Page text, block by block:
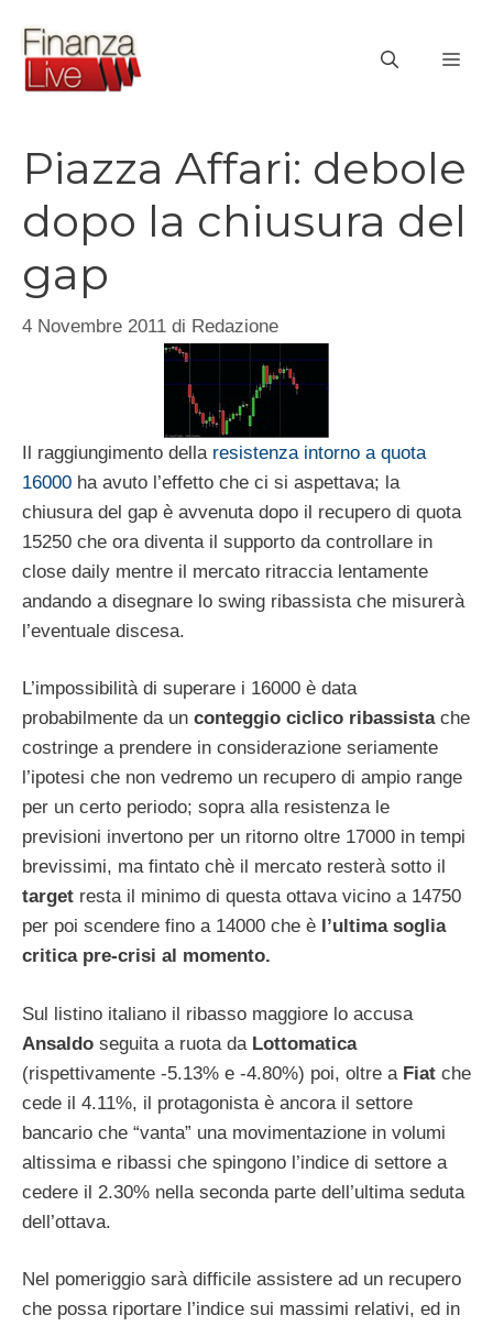
contenuto
Piazza Affari: debole
dopo la chiusura del
gap
4 Novembre 2011 di Redazione
Il raggiungimento della resistenza intorno a quota
16000 ha avuto l’effetto che ci si aspettava; la
chiusura del gap è avvenuta dopo il recupero di quota
15250 che ora diventa il supporto da controllare in
close daily mentre il mercato ritraccia lentamente
andando a disegnare lo swing ribassista che misurerà
l’eventuale discesa.
L’impossibilità di superare i 16000 è data
probabilmente da un conteggio ciclico ribassistache
costringe a prendere in considerazione seriamente
l’ipotesi che non vedremo un recupero di ampio range
per un certo periodo; sopra alla resistenza le
previsioni invertono per un ritorno oltre 17000 in tempi
brevissimi, ma fintato chè il mercato resterà sotto il
target resta il minimo di questa ottava vicino a 14750
per poi scendere fino a 14000 che è l’ultima soglia
critica pre-crisi al momento.
Sul listino italiano il ribasso maggiore lo accusa
Ansaldo seguita a ruota da Lottomatica
(rispettivamente -5.13% e -4.80%) poi, oltre a Fiat che
cede il 4.11%, il protagonista è ancora il settore
bancario che “vanta” una movimentazione in volumi
altissima e ribassi che spingono l’indice di settore a
cedere il 2.30% nella seconda parte dell’ultima seduta
dell’ottava.
Nel pomeriggio sarà difficile assistere ad un recupero
che possa riportare l’indice sui massimi relativi, ed in